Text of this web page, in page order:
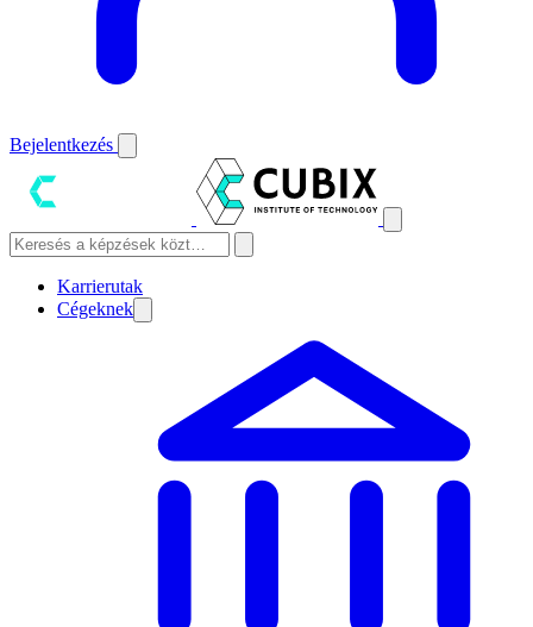
Bejelentkezés
Karrierutak
Cégeknek